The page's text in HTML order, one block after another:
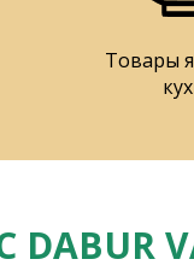
Товары